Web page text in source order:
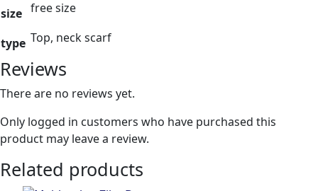
size free size
type Top, neck scarf
Reviews
There are no reviews yet.
Only logged in customers who have purchased this
product may leave a review.
Related products